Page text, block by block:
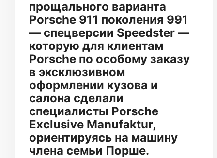
прощального варианта
Porsche 911 поколения 991
— спецверсии Speedster —
которую для клиентам
Porsche по особому заказу
в эксклюзивном
оформлении кузова и
салона сделали
специалисты Porsche
Exclusive Manufaktur,
ориентируясь на машину
члена семьи Порше.